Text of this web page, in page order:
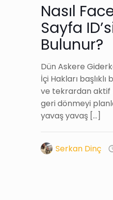
Nasıl
Sayfa
Bulunur?
Dün Askere
İçi Hakları başlıklı
ve tekrardan aktif
geri dönmeyi
yavaş yavaş […]
Serkan Dinç